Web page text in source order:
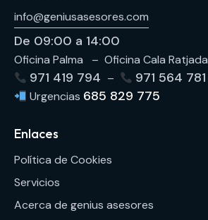
info@geniusasesores.com
De 09:00 a 14:00
Oficina Palma – Oficina Cala Ratjada
971 419 794 – 971 564 781
Urgencias 685 829 775
Enlaces
Política de Cookies
Servicios
Acerca de genius asesores